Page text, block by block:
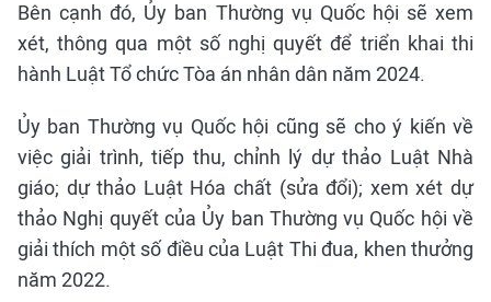
Bên cạnh đó, Ủy ban Thường vụ Quốc hội sẽ xem
xét, thông qua một số nghị quyết để triển khai thi
hành Luật Tổ chức Tòa án nhân dân năm 2024.
Ủy ban Thường vụ Quốc hội cũng sẽ cho ý kiến về
việc giải trình, tiếp thu, chỉnh lý dự thảo Luật Nhà
giáo; dự thảo Luật Hóa chất (sửa đổi); xem xét dự
thảo Nghị quyết của Ủy ban Thường vụ Quốc hội về
giải thích một số điều của Luật Thi đua, khen thưởng
năm 2022.